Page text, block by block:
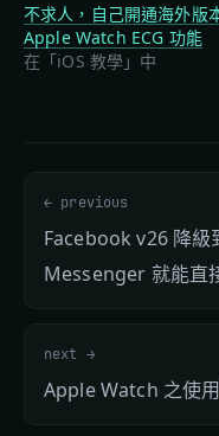
不求人，自己開通海外版
Apple Watch ECG 功能
在「iOS 教學」中
← previous
Facebook v26 降級
Messenger 就能直
next →
Apple Watch 之使